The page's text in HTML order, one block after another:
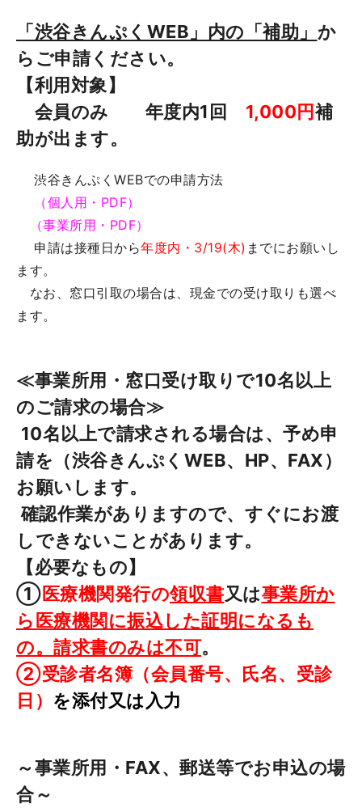
「渋谷きんぷくWEB」内の「補助」 か
らご申請ください。
【利用対象】
会員のみ 年度内1回 1,000円補
助が出ます。
渋谷きんぷくWEBでの申請方法
（個人用・PDF）
（事業所用・PDF）
申請は接種日から年度内・3/19(木) までにお願いし
ます。
なお、窓口引取の場合は、現金での受け取りも選べ
ます。
≪事業所用・窓口受け取りで10名以上
のご請求の場合≫
10名以上で請求される場合は、予め申
請を（渋谷きんぷくWEB、HP、FAX）
お願いします。
確認作業がありますので、すぐにお渡
しできないことがあります。
【必要なもの】
①医療機関発行の領収書又は事業所か
ら医療機関に振込した証明になるも
の。 請求書のみは不可。
②受診者名簿（会員番号、氏名、受診
日） を添付又は入力
～事業所用・FAX、郵送等でお申込の場
合～